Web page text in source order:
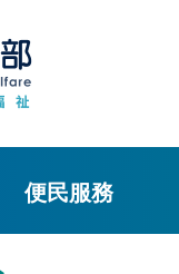
便民服務